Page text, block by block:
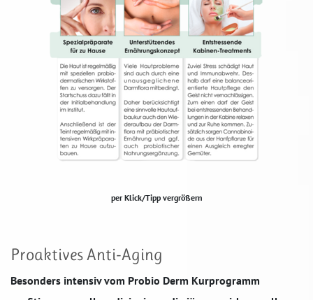
per Klick/Tipp vergrößern
Proaktives Anti-Aging
Besonders intensiv vom Probio Derm Kurprogramm